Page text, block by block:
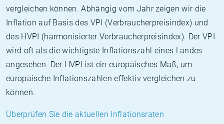
vergleichen können. Abhängig vom Jahr zeigen wir die
Inflation auf Basis des VPI (Verbraucherpreisindex) und
des HVPI (harmonisierter Verbraucherpreisindex). Der VPI
wird oft als die wichtigste Inflationszahl eines Landes
angesehen. Der HVPI ist ein europäisches Maß, um
europäische Inflationszahlen effektiv vergleichen zu
können.
Überprüfen Sie die aktuellen Inflationsraten